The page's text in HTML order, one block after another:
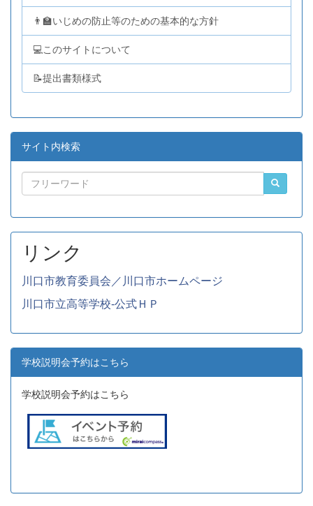
👨‍🏫いじめの防止等のための基本的な方針
💻このサイトについて
📝提出書類様式
サイト内検索
リンク
川口市教育委員会／川口市ホームページ
川口市立高等学校-公式ＨＰ
学校説明会予約はこちら
学校説明会予約はこちら